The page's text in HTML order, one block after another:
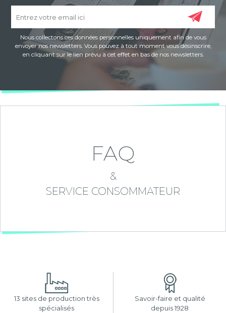
Nous collectons ces données personnelles uniquement afin de vous
envoyer nos newsletters. Vous pouvez à tout moment vous désinscrire,
en cliquant sur le lien prévu à cet effet en bas de nos newsletters.
FAQ
&
SERVICE CONSOMMATEUR
13 sites de production très
spécialisés
Savoir-faire et qualité
depuis 1928